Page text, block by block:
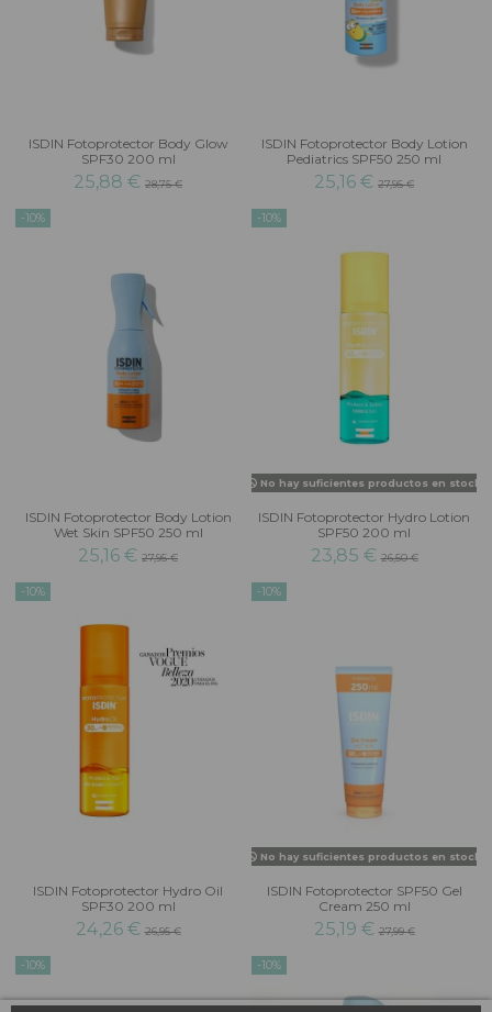
ISDIN Fotoprotector Body Glow
SPF30 200 ml
25,88 € 28,75 €
ISDIN Fotoprotector Body Lotion
Pediatrics SPF50 250 ml
25,16 € 27,95 €
-10%
ISDIN Fotoprotector Body Lotion
Wet Skin SPF50 250 ml
25,16 € 27,95 €
-10%
No hay suficientes productos en stock
ISDIN Fotoprotector Hydro Lotion
SPF50 200 ml
23,85 €26,50 €
-10%
ISDIN Fotoprotector Hydro Oil
SPF30 200 ml
24,26 €26,95 €
-10%
No hay suficientes productos en stock
ISDIN Fotoprotector SPF50 Gel
Cream 250 ml
25,19 €27,99 €
-10% -10%